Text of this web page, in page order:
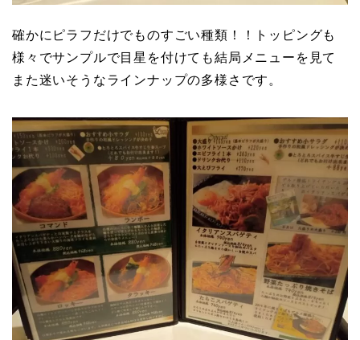
確かにピラフだけでものすごい種類！！トッピングも
様々でサンプルで目星を付けても結局メニューを見て
また迷いそうなラインナップの多様さです。